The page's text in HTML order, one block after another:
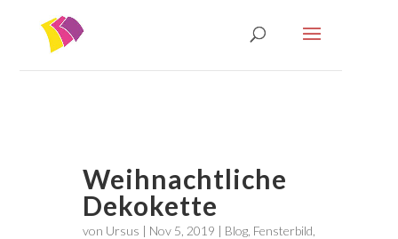
Weihnachtliche
Dekokette
von Ursus | Nov 5, 2019 | Blog, Fensterbild